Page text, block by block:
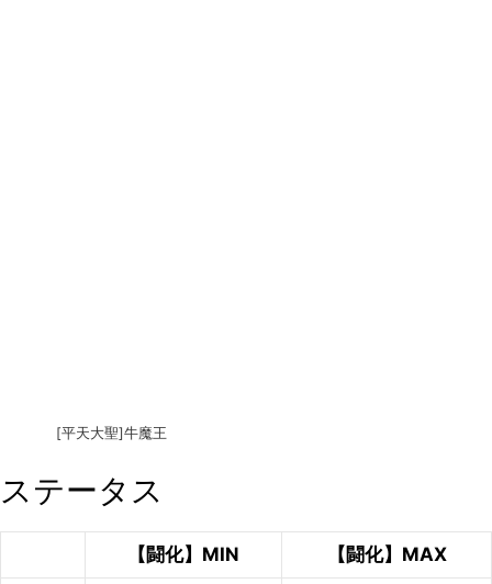
[平天大聖]牛魔王
ステータス
【闘化】MIN 【闘化】MAX